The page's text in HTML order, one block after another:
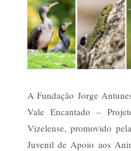
A Fundação Jorge
Vale Encantado –
Vizelense, promovido
Juvenil de Apoio aos